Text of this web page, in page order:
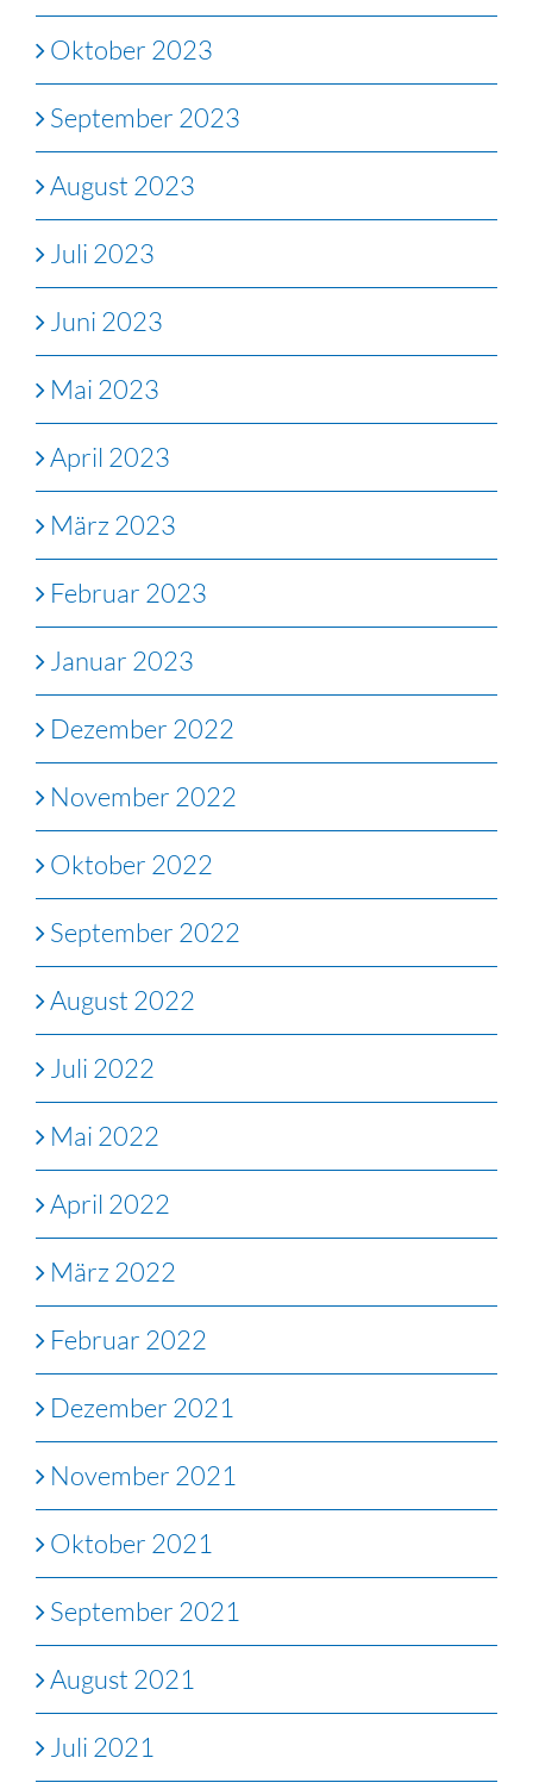
Oktober 2023
September 2023
August 2023
Juli 2023
Juni 2023
Mai 2023
April 2023
März 2023
Februar 2023
Januar 2023
Dezember 2022
November 2022
Oktober 2022
September 2022
August 2022
Juli 2022
Mai 2022
April 2022
März 2022
Februar 2022
Dezember 2021
November 2021
Oktober 2021
September 2021
August 2021
Juli 2021